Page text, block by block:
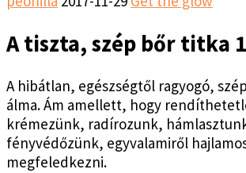
A tiszta, szép bőr titka
A hibátlan, egészségtől ragyogó,
álma. Ám amellett, hogy
krémezünk, radírozunk,
fényvédőzünk, egyvalamiről
megfeledkezni.